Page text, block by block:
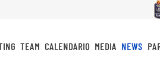
TEAM CALENDARIO MEDIA NEWS